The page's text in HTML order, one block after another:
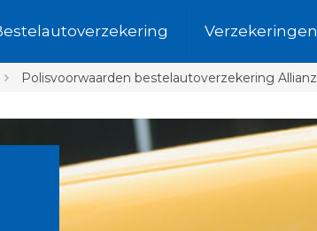
Verzekeringen
Polisvoorwaarden bestelautoverzekering Allianz